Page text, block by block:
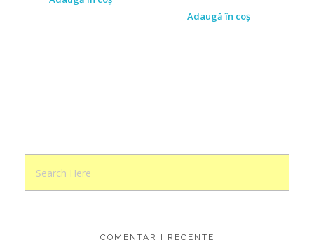
Adaugă în coș
COMENTARII RECENTE